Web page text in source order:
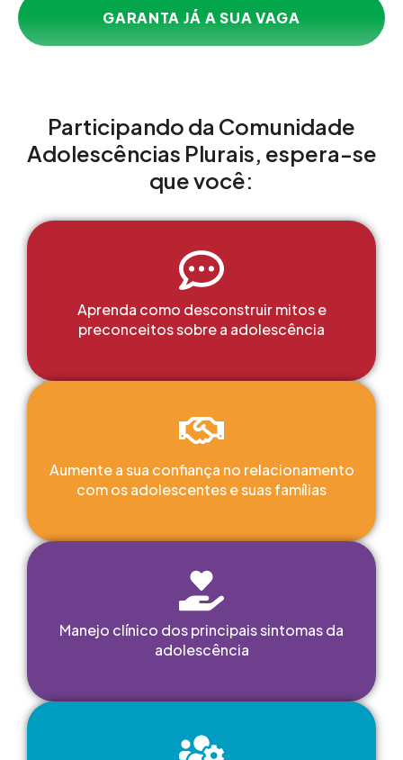
GARANTA JÁ A SUA VAGA
Participando da Comunidade
Adolescências Plurais, espera-se
que você:
Aprenda como desconstruir mitos e
preconceitos sobre a adolescência
Aumente a sua confiança no relacionamento
com os adolescentes e suas famílias
Manejo clínico dos principais sintomas da
adolescência